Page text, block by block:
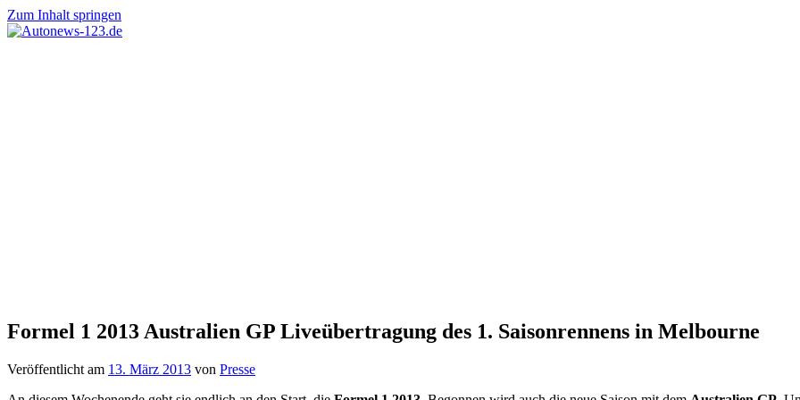
Zum Inhalt springen
Formel 1 2013 Australien GP Liveübertragung des 1. Saisonrennens in Melbourne
Veröffentlicht am 13. März 2013 von Presse